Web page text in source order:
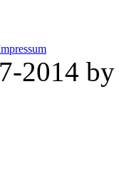
2014